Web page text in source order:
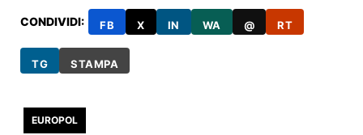
CONDIVIDI: FB X IN WA @ RT
TG STAMPA
EUROPOL